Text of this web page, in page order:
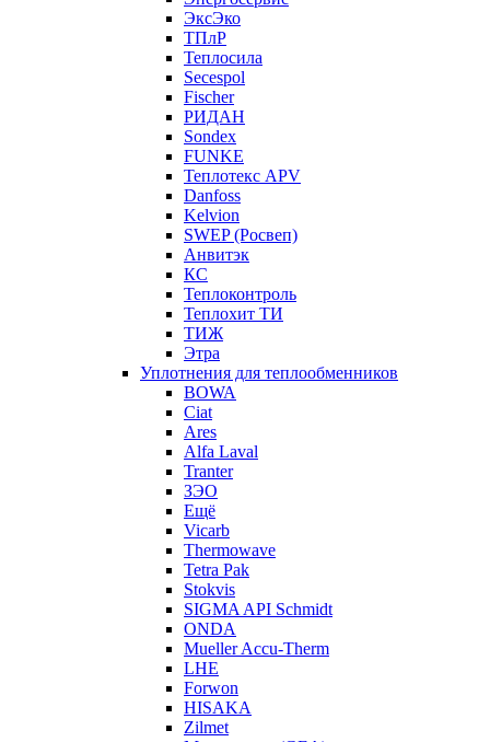
ЭксЭко
ТПлР
Теплосила
Secespol
Fischer
РИДАН
Sondex
FUNKE
Теплотекс APV
Danfoss
Kelvion
SWEP (Росвеп)
Анвитэк
КС
Теплоконтроль
Теплохит ТИ
ТИЖ
Этра
Уплотнения для теплообменников
BOWA
Ciat
Ares
Alfa Laval
Tranter
ЗЭО
Ещё
Vicarb
Thermowave
Tetra Pak
Stokvis
SIGMA API Schmidt
ONDA
Mueller Accu-Therm
LHE
Forwon
HISAKA
Zilmet